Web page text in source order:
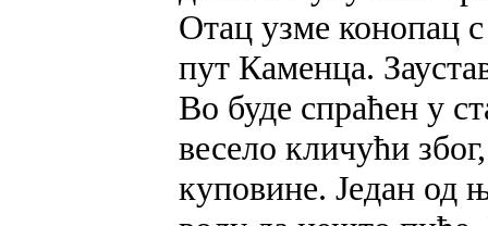
Отац узме конопац
пут Каменца.
Во буде спраћен у
весело кличући
куповине. Један од